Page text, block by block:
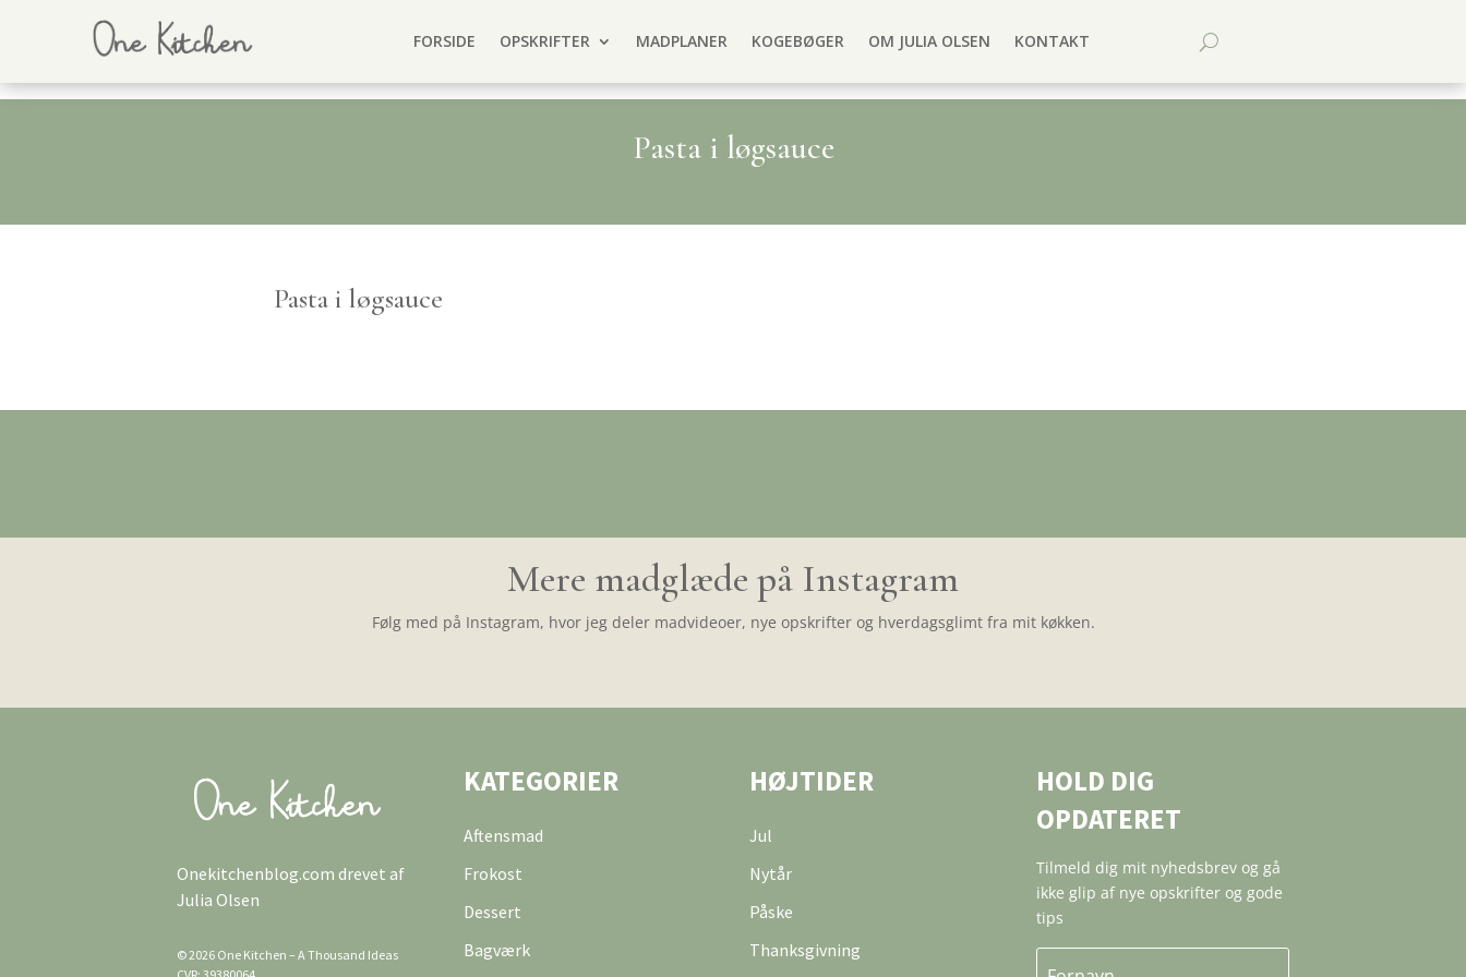
FORSIDE OPSKRIFTER MADPLANER KOGEBØGER OM JULIA OLSEN KONTAKT
Pasta i løgsauce
Pasta i løgsauce
Mere madglæde på Instagram
Følg med på Instagram, hvor jeg deler madvideoer, nye opskrifter og hverdagsglimt fra mit køkken.
Onekitchenblog.com drevet af
Julia Olsen
© 2026 One Kitchen – A Thousand Ideas
KATEGORIER
Aftensmad
Frokost
Dessert
Bagværk
HØJTIDER
Jul
Nytår
Påske
Thanksgivning
HOLD DIG
OPDATERET
Tilmeld dig mit nyhedsbrev og gå
ikke glip af nye opskrifter og gode
tips